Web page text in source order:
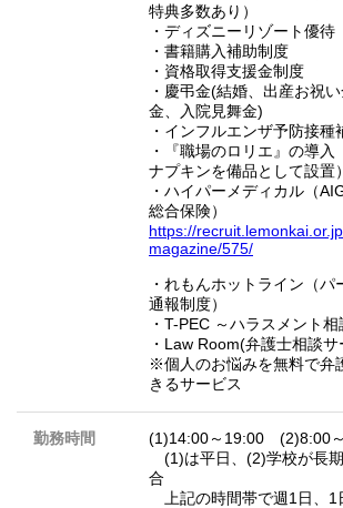
特典多数あり）
・ディズニーリゾート優待
・書籍購入補助制度
・資格取得支援金制度
・慶弔金(結婚、出産お祝
金、入院見舞金)
・インフルエンザ予防接種
・『職場のロリエ』の導入
ナプキンを備品として設置）
・ハイパーメディカル（
総合保険）
https://
magazine/575/
・れもんホットライン（
通報制度）
・T-PEC ～ハラスメント
・Law Room(弁護士相談サ
※個人のお悩みを無料で弁
きるサービス
勤務時間
(1)14:00～19:00 (2)8:00
(1)は平日、(2)学校が長
合
上記の時間帯で週1日、1